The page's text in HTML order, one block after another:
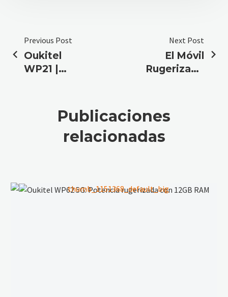
Previous Post
Oukitel
WP21 |
Potencia y
Resistencia
Next Post
El Móvil
Rugerizado
Oukitel
Publicaciones
relacionadas